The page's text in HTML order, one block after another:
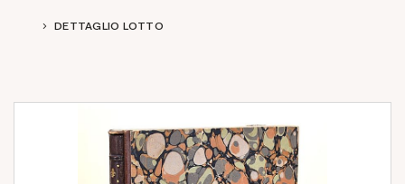
DETTAGLIO LOTTO